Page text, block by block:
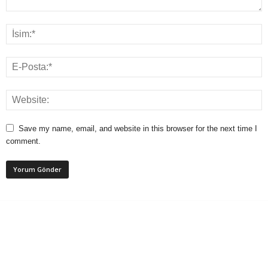
Save my name, email, and website in this browser for the next time I
comment.